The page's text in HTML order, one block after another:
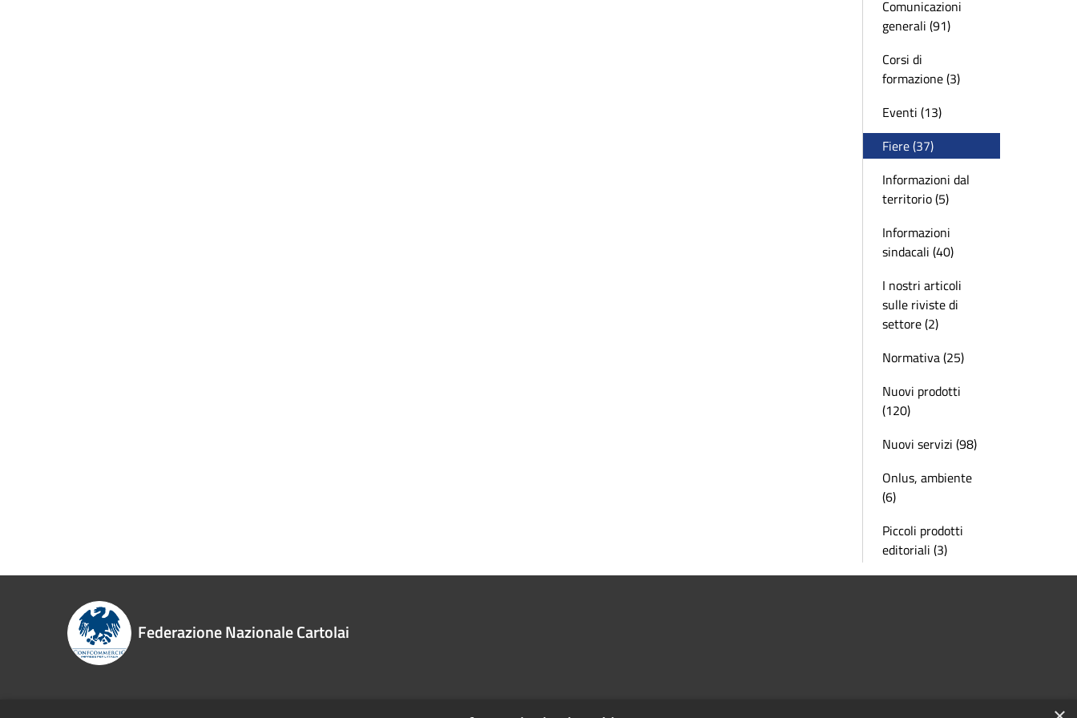
Comunicazioni
generali (91)
Corsi di
formazione (3)
Eventi (13)
Fiere (37)
Informazioni dal
territorio (5)
Informazioni
sindacali (40)
I nostri articoli
sulle riviste di
settore (2)
Normativa (25)
Nuovi prodotti
(120)
Nuovi servizi (98)
Onlus, ambiente
(6)
Piccoli prodotti
editoriali (3)
Federazione Nazionale Cartolai